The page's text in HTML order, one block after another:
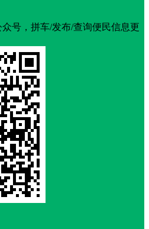
号，拼车/发布/查询便民信息更